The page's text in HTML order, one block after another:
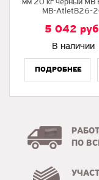
мм 20 кг черный МВ
MB-AtletB26-
5 042
В наличии
ПО